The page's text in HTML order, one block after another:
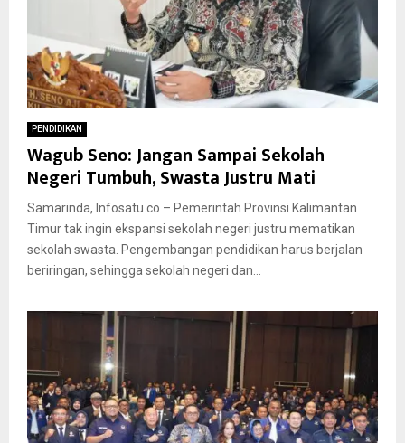
PENDIDIKAN
Wagub Seno: Jangan Sampai Sekolah
Negeri Tumbuh, Swasta Justru Mati
Samarinda, Infosatu.co – Pemerintah Provinsi Kalimantan
Timur tak ingin ekspansi sekolah negeri justru mematikan
sekolah swasta. Pengembangan pendidikan harus berjalan
beriringan, sehingga sekolah negeri dan...